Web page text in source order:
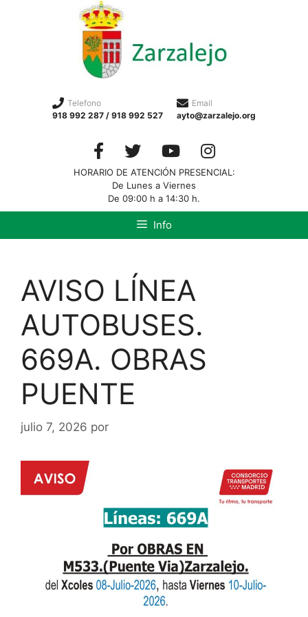
Telefono
918 992 287 / 918 992 527
Email
ayto@zarzalejo.org
HORARIO DE ATENCIÓN PRESENCIAL:
De Lunes a Viernes
De 09:00 h a 14:30 h.
Info
AVISO LÍNEA
AUTOBUSES.
669A. OBRAS
PUENTE
julio 7, 2026 por